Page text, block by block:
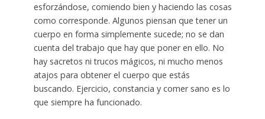
esforzándose, comiendo bien y haciendo las cosas
como corresponde. Algunos piensan que tener un
cuerpo en forma simplemente sucede; no se dan
cuenta del trabajo que hay que poner en ello. No
hay sacretos ni trucos mágicos, ni mucho menos
atajos para obtener el cuerpo que estás
buscando. Ejercicio, constancia y comer sano es lo
que siempre ha funcionado.